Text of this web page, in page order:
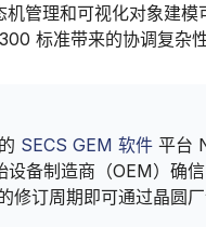
机管理和可视化对象建模
标准带来的协调复杂
SECS GEM 软件 平台
备制造商（OEM）确
修订周期即可通过晶圆